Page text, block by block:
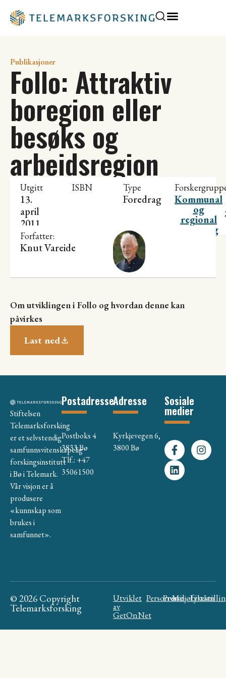
Publikasjoner
Follo: Attraktiv
boregion eller
besøks og
arbeidsregion
Utgitt
13.
april
2011
ISBN Type
Foredrag Kommunal
og
regional
utvikling
Forfatter:
Knut Vareide
Om utviklingen i Follo og hvordan denne kan
påvirkes
Last ned
Stiftelsen
Telemarksforsking
er et selvstendig
samfunnsvitenskapelig
forskingsinstitutt
i Bø i Telemark.
Vår visjon er å
produsere
«kunnskap som
brukes i
samfunnet».
Postadresse
Postboks 4
3833 Bø
Tlf.: +47
35061500
Adresse
Kyrkjevegen 6,
3800 Bø
Sosiale
medier
© 2026 Copyright
Telemarksforsking
Utviklet
av
GetOnNet
Personvern
Presse
Miljøfyrtårn